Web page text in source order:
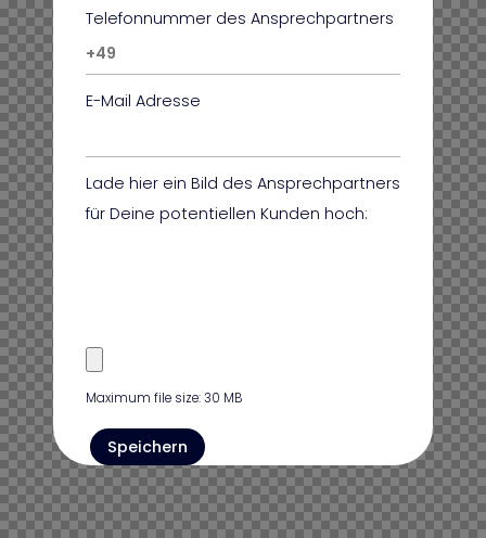
Telefonnummer des Ansprechpartners
E-Mail Adresse
Lade hier ein Bild des Ansprechpartners
für Deine potentiellen Kunden hoch:
Maximum file size: 30 MB
Speichern